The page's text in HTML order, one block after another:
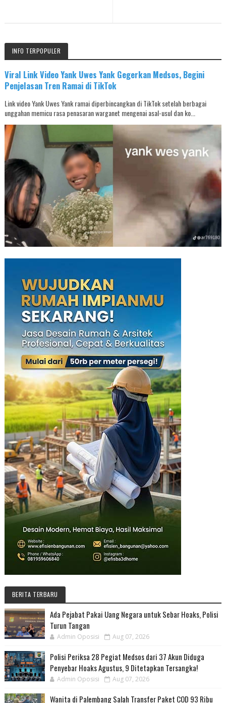
INFO TERPOPULER
Viral Link Video Yank Uwes Yank Gegerkan Medsos, Begini
Penjelasan Tren Ramai di TikTok
Link video Yank Uwes Yank ramai diperbincangkan di TikTok setelah berbagai
unggahan memicu rasa penasaran warganet mengenai asal-usul dan ko...
BERITA TERBARU
Ada Pejabat Pakai Uang Negara untuk Sebar Hoaks, Polisi
Turun Tangan
Admin Oposisi Aug 07, 2026
Polisi Periksa 28 Pegiat Medsos dari 37 Akun Diduga
Penyebar Hoaks Agustus, 9 Ditetapkan Tersangka!
Admin Oposisi Aug 07, 2026
Wanita di Palembang Salah Transfer Paket COD 93 Ribu